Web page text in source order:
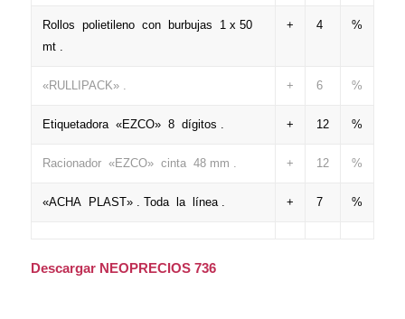
Rollos polietileno con burbujas 1 x 50
mt .
+ 4 %
«RULLIPACK» . + 6 %
Etiquetadora «EZCO» 8 dígitos . + 12 %
Racionador «EZCO» cinta 48 mm . + 12 %
«ACHA PLAST» . Toda la línea . + 7 %
Descargar NEOPRECIOS 736